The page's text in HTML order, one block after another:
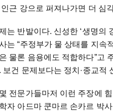
인근 강으로 퍼져나가면 더 심
는 반발이다. 신성한 ‘생명의
는 “주정부가 물 상태를 지속
물론 음용에도 적합하다”고
보건 문제보다는 정치·종교적
전문가들마저 이런 주장에
자 아드마 쿤마르 손카르 박